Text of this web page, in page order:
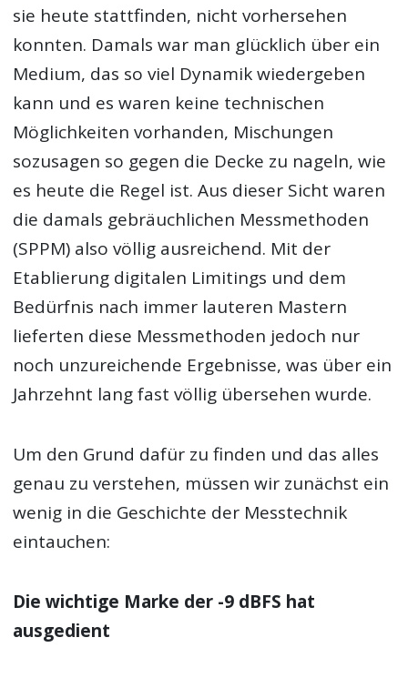
sie heute stattfinden, nicht vorhersehen
konnten. Damals war man glücklich über ein
Medium, das so viel Dynamik wiedergeben
kann und es waren keine technischen
Möglichkeiten vorhanden, Mischungen
sozusagen so gegen die Decke zu nageln, wie
es heute die Regel ist. Aus dieser Sicht waren
die damals gebräuchlichen Messmethoden
(SPPM) also völlig ausreichend. Mit der
Etablierung digitalen Limitings und dem
Bedürfnis nach immer lauteren Mastern
lieferten diese Messmethoden jedoch nur
noch unzureichende Ergebnisse, was über ein
Jahrzehnt lang fast völlig übersehen wurde.
Um den Grund dafür zu finden und das alles
genau zu verstehen, müssen wir zunächst ein
wenig in die Geschichte der Messtechnik
eintauchen:
Die wichtige Marke der -9 dBFS hat
ausgedient